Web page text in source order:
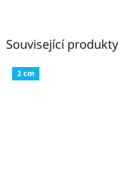
Související produkty
2 cm